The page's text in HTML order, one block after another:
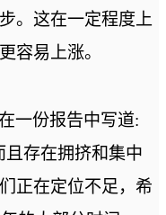
。这在一定程度上
容易上涨。
一份报告中写道:
且存在拥挤和集中
正在定位不足，希